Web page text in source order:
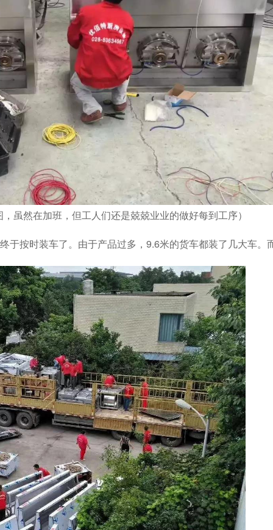
，虽然在加班，但工人们还是兢兢业业的做好每到工序）
车了。由于产品过多，9.6米的货车都装了几大车。而